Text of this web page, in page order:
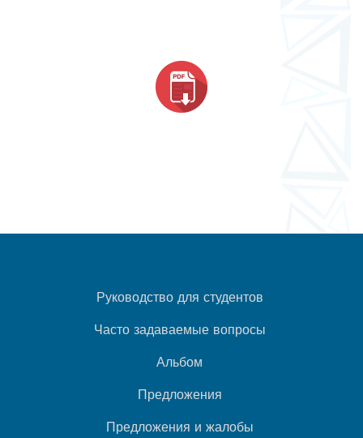
Руководство для студентов
Часто задаваемые вопросы
Альбом
Предложения
Предложения и жалобы